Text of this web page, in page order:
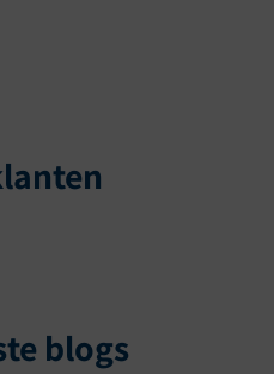
blogs